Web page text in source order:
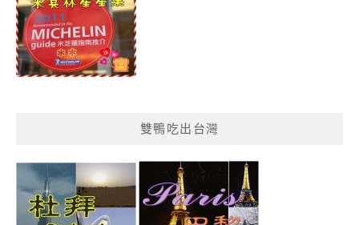
雙鴨吃出台灣